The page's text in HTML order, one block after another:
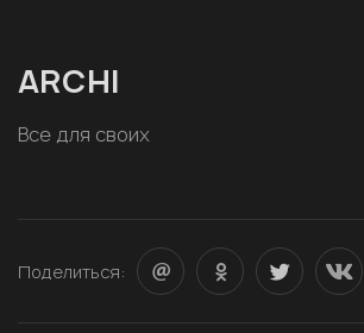
ARCHI
Все для своих
Поделиться: